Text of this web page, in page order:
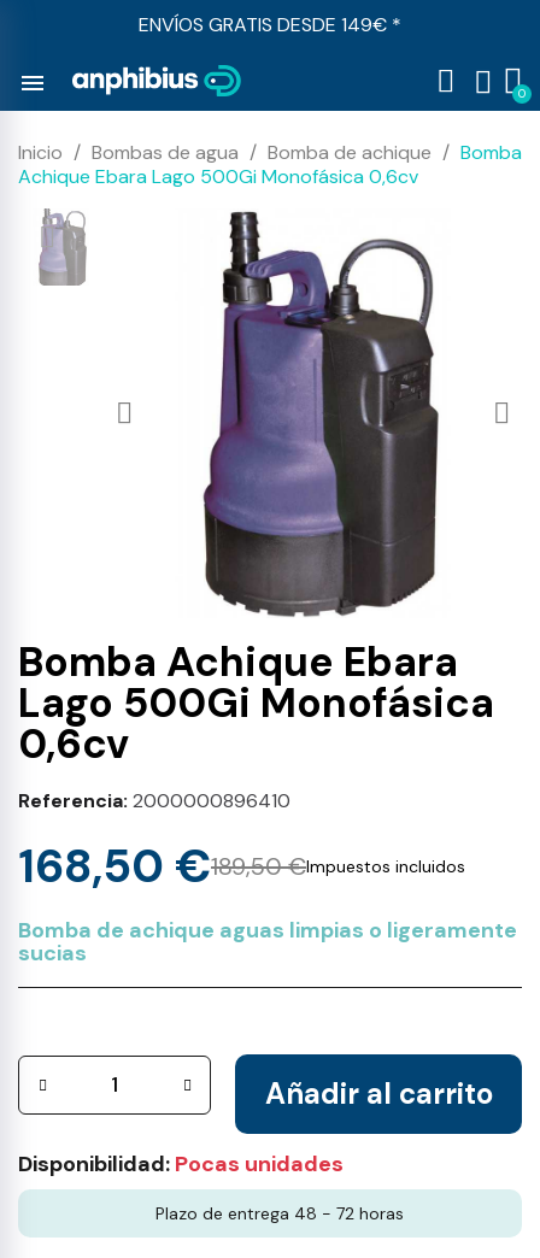
ENVÍOS GRATIS DESDE 149€ *
menu
Inicio Bombas de agua Bomba de achique
Bomba
Achique Ebara Lago 500Gi Monofásica 0,6cv
Bomba Achique Ebara
Lago 500Gi Monofásica
0,6cv
Referencia 2000000896410
189,50 €
168,50 € Impuestos incluidos
Bomba de achique aguas limpias o ligeramente
sucias
Añadir al carrito
Disponibilidad: Pocas unidades
Plazo de entrega 48 - 72 horas